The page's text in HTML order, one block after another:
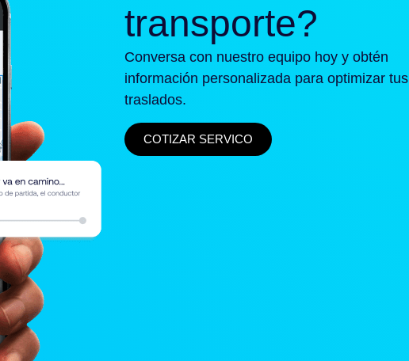
transporte?
Conversa con nuestro equipo hoy y obtén
información personalizada para optimizar tus
traslados.
COTIZAR SERVICO